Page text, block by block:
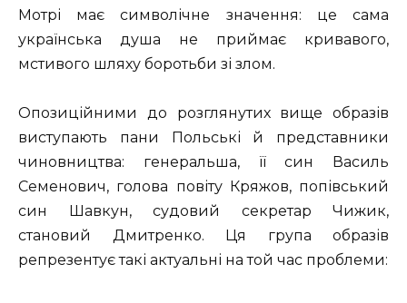
Мотрі має символічне значення: це сама
українська душа не приймає кривавого,
мстивого шляху боротьби зі злом.
Опозиційними до розглянутих вище образів
виступають пани Польські й представники
чиновництва: генеральша, її син Василь
Семенович, голова повіту Кряжов, попівський
син Шавкун, судовий секретар Чижик,
становий Дмитренко. Ця група образів
репрезентує такі актуальні на той час проблеми: